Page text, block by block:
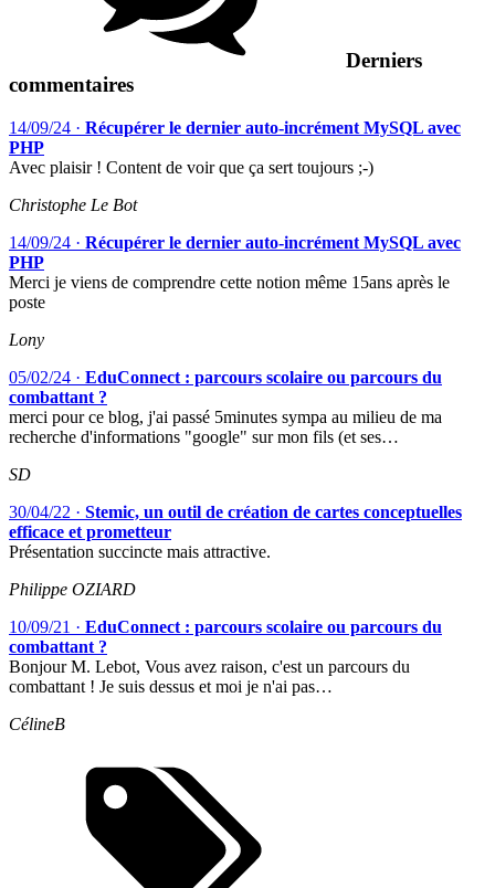
Derniers
commentaires
14/09/24 · Récupérer le dernier auto-incrément MySQL avec
PHP
Avec plaisir ! Content de voir que ça sert toujours ;-)
Christophe Le Bot
14/09/24 · Récupérer le dernier auto-incrément MySQL avec
PHP
Merci je viens de comprendre cette notion même 15ans après le
poste
Lony
05/02/24 · EduConnect : parcours scolaire ou parcours du
combattant ?
merci pour ce blog, j'ai passé 5minutes sympa au milieu de ma
recherche d'informations "google" sur mon fils (et ses…
SD
30/04/22 · Stemic, un outil de création de cartes conceptuelles
efficace et prometteur
Présentation succincte mais attractive.
Philippe OZIARD
10/09/21 · EduConnect : parcours scolaire ou parcours du
combattant ?
Bonjour M. Lebot, Vous avez raison, c'est un parcours du
combattant ! Je suis dessus et moi je n'ai pas…
CélineB